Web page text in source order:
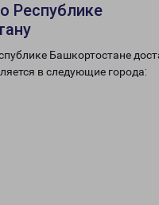
Республике
Башкортостане
в следующие города: